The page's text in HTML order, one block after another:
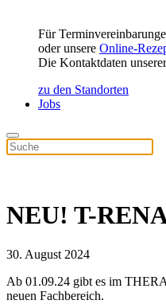
Für
oder unsere Online-
Die Kontaktdaten
zu den Standorten
Jobs
NEU! T-
30. August 2024
Ab 01.09.24 gibt es im
neuen Fachbereich.